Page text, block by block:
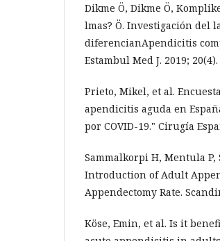
Dikme Ö, Dikme Ö,
lmas? Ö. Investigación del
diferencianApendicitis
Estambul Med J. 2019; 20(4).
Prieto, Mikel, et al.
apendicitis aguda en
por COVID-19." Cirugía
Sammalkorpi H, Mentula
Introduction of Adult
Appendectomy Rate.
Köse, Emin, et al. Is it